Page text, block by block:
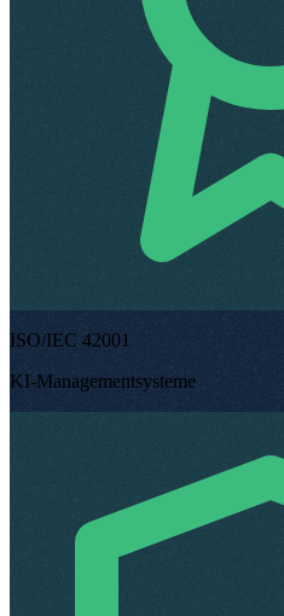
ISO/IEC 42001
KI-Managementsysteme